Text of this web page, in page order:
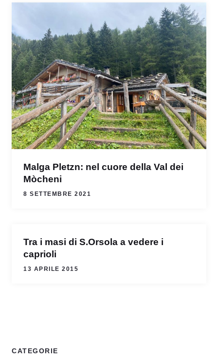
Malga Pletzn: nel cuore della Val dei
Mòcheni
8 SETTEMBRE 2021
Tra i masi di S.Orsola a vedere i
caprioli
13 APRILE 2015
CATEGORIE